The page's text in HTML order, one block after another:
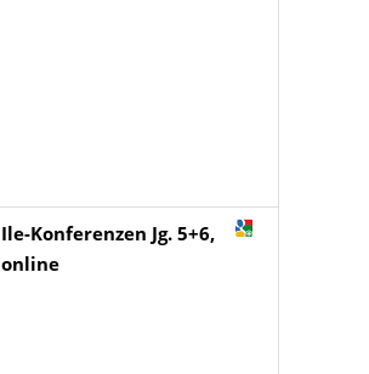
Ile-Konferenzen Jg. 5+6,
online